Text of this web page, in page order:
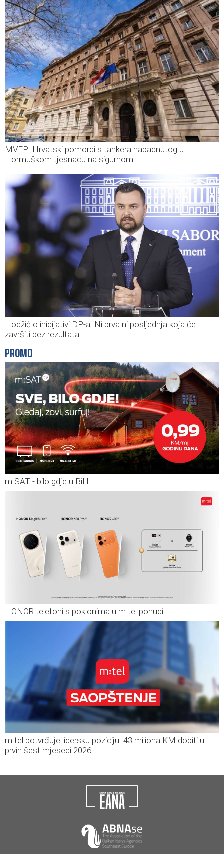
MVEP: Hrvatski pomorci s tankera napadnutog u
Hormuškom tjesnacu na sigurnom
Hodžić o inicijativi DP-a: Ni prva ni posljednja koja će
završiti bez rezultata
PROMO
m:SAT - bilo gdje u BiH
HONOR telefoni s poklonima u m:tel ponudi
m:tel potvrđuje lidersku poziciju: 43 miliona KM dobiti u
prvih šest mjeseci 2026.